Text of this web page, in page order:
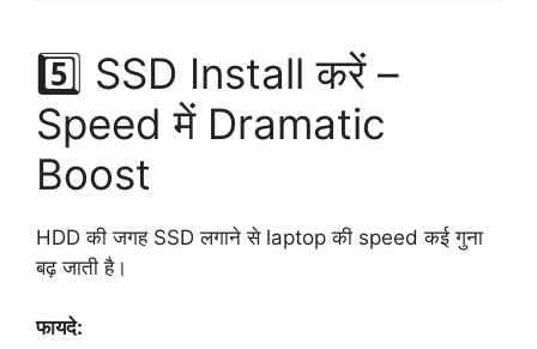
5️⃣ SSD Install करें –
Speed में Dramatic
Boost
HDD की जगह SSD लगाने से laptop की speed कई गुना
बढ़ जाती है।
फायदे: